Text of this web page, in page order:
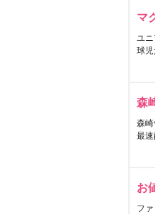
マ
ユ
球
森
森
最速
お
フ